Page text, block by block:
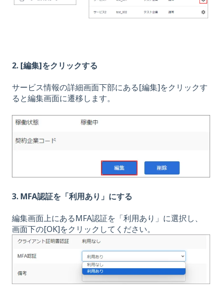
2. [編集]をクリックする
サービス情報の詳細画面下部にある[編集]をクリックす
ると編集画面に遷移します。
3. MFA認証を「利用あり」にする
編集画面上にあるMFA認証を「利用あり」に選択し、
画面下の[OK]をクリックしてください。